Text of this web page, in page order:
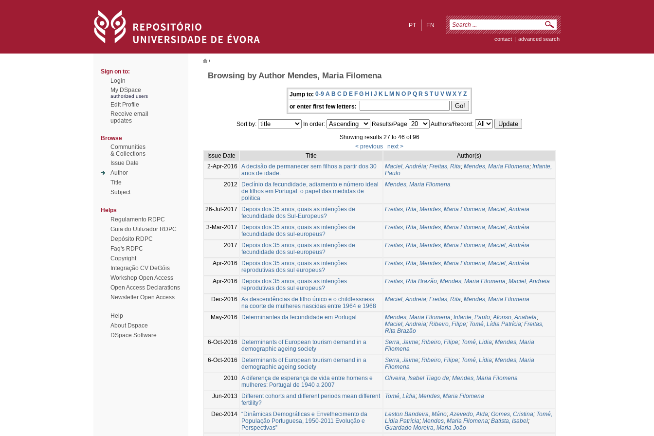
EN
PT
contact | advanced search
Sign on to:
Login
My DSpace
authorized users
Edit Profile
Receive email
updates
Browse
Communities
& Collections
Issue Date
Author
Title
Subject
Helps
Regulamento RDPC
Guia do Utilizador RDPC
Depósito RDPC
Faq's RDPC
Copyright
Integração CV DeGóis
Workshop Open Access
Open Access Declarations
Newsletter Open Access
Help
About Dspace
DSpace Software
/
Browsing by Author Mendes, Maria Filomena
Jump to: 0-9 A B C D E F G H I J K L M N O P Q R S T U V W X Y Z
or enter first few letters:
Sort by: In order: Results/Page
Authors/Record:
Showing results 27 to 46 of 96
< previous
next >
Issue Date
Title
Author(s)
2-Apr-2016
A decisão de permanecer sem filhos a partir dos 30
anos de idade.
Maciel, Andréia; Freitas, Rita; Mendes, Maria Filomena; Infante,
Paulo
2012
Declínio da fecundidade, adiamento e número ideal
de filhos em Portugal: o papel das medidas de
politica
Mendes, Maria Filomena
26-Jul-2017
Depois dos 35 anos, quais as intenções de
fecundidade dos Sul-Europeus?
Freitas, Rita; Mendes, Maria Filomena; Maciel, Andreia
3-Mar-2017
Depois dos 35 anos, quais as intenções de
fecundidade dos sul-europeus?
Freitas, Rita; Mendes, Maria Filomena; Maciel, Andréia
2017
Depois dos 35 anos, quais as intenções de
fecundidade dos sul-europeus?
Freitas, Rita; Mendes, Maria Filomena; Maciel, Andréia
Apr-2016
Depois dos 35 anos, quais as intenções
reprodutivas dos sul europeus?
Freitas, Rita; Mendes, Maria Filomena; Maciel, Andréia
Apr-2016
Depois dos 35 anos, quais as intenções
reprodutivas dos sul europeus?
Freitas, Rita Brazão; Mendes, Maria Filomena; Maciel, Andreia
Dec-2016
As descendências de filho único e o childlessness
na coorte de mulheres nascidas entre 1964 e 1968
Maciel, Andreia; Freitas, Rita; Mendes, Maria Filomena
May-2016 Determinantes da fecundidade em Portugal Mendes, Maria Filomena; Infante, Paulo;Afonso, Anabela;
Maciel, Andreia; Ribeiro, Filipe; Tomé, Lídia Patrícia; Freitas,
Rita Brazão
6-Oct-2016
Determinants of European tourism demand in a
demographic ageing society
Serra, Jaime; Ribeiro, Filipe; Tomé, Lidia; Mendes, Maria
Filomena
6-Oct-2016
Determinants of European tourism demand in a
demographic ageing society
Serra, Jaime; Ribeiro, Filipe; Tomé, Lídia; Mendes, Maria
Filomena
2010 A diferença de esperança de vida entre homens e
mulheres: Portugal de 1940 a 2007
Oliveira, Isabel Tiago de; Mendes, Maria Filomena
Jun-2013
Different cohorts and different periods mean different
fertility?
Tomé, Lídia; Mendes, Maria Filomena
Dec-2014 “Dinâmicas Demográficas e Envelhecimento da
População Portuguesa, 1950-2011 Evolução e
Perspectivas”
Leston Bandeira, Mário;Azevedo, Alda; Gomes, Cristina; Tomé,
Lídia Patrícia; Mendes, Maria Filomena; Batista, Isabel;
Guardado Moreira, Maria João